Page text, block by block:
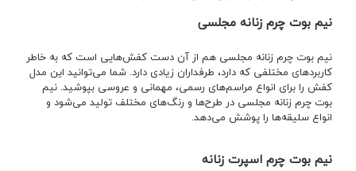
نیم بوت چرم زنانه مجلسی
نیم بوت چرم زنانه مجلسی هم از آن دست کفش‌هایی است که به خاطر
کاربردهای مختلفی که دارد، طرفداران زیادی دارد. شما می‌توانید این مدل
کفش را برای انواع مراسم‌های رسمی، مهمانی و عروسی بپوشید. نیم
بوت چرم زنانه مجلسی در طرح‌ها و رنگ‌های مختلف تولید می‌شود و
انواع سلیقه‌ها را پوشش می‌دهد.
نیم بوت چرم اسپرت زنانه